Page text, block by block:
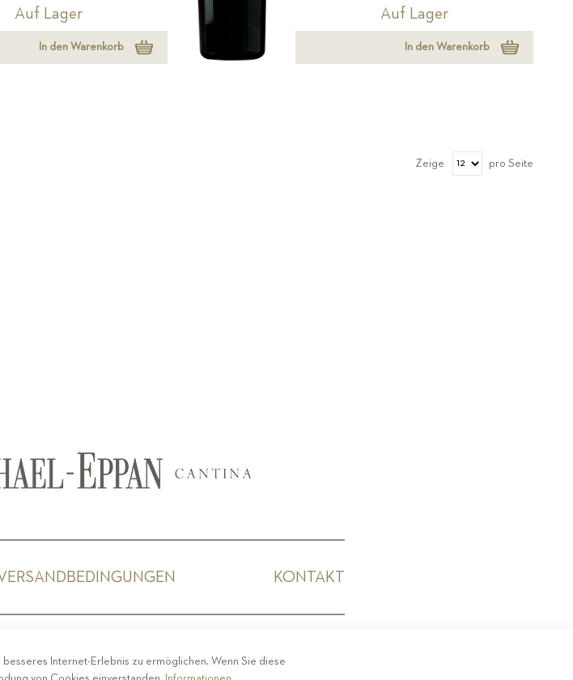
Auf Lager
In den Warenkorb
Auf Lager
In den Warenkorb
Zeige pro Seite
KONTAKT
ST.MICHAEL - EPPAN
Internet-Erlebnis zu ermöglichen. Wenn Sie diese